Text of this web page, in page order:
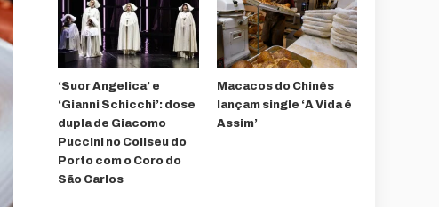
‘Suor Angelica’ e
‘Gianni Schicchi’: dose
dupla de Giacomo
Puccini no Coliseu do
Porto com o Coro do
São Carlos
Macacos do Chinês
lançam single ‘A Vida é
Assim’